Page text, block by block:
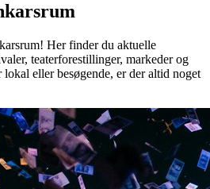
Her finder du aktuelle
teaterforestillinger, markeder og
lokal eller besøgende, er der altid noget